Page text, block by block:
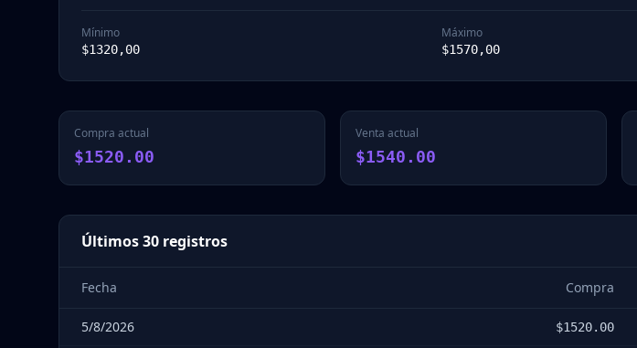
Mínimo
$1320,00
Máximo
$1570,00
Compra actual
$1520.00
Venta actual
$1540.00
Últimos 30 registros
Fecha Compra
5/8/2026 $1520.00